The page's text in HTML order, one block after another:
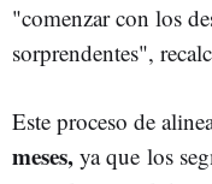
"comenzar con los
sorprendentes",
Este proceso de
meses, ya que los